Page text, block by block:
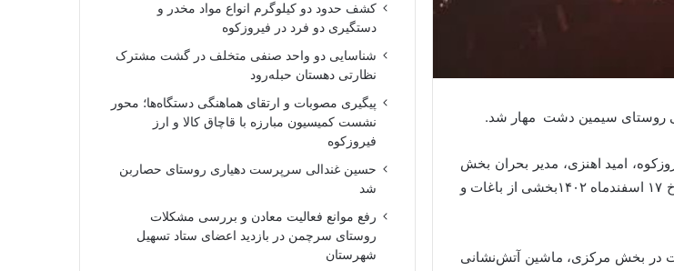
روستای سیمین دشت مهار شد.
امید اهنزی، مدیر بحران بخش
مرکزی شهرستان، در خصوص این حادثه اظهار کرد: ساعت ۲۰:۱۵ پنجشنبه مورخ ۱۷ اسفندماه ۱۴۰۲بخشی از باغات و
در بخش مرکزی، ماشین آتش‌نشانی
کشف حدود دو کیلوگرم انواع مواد مخدر و
دستگیری دو فرد در فیروزکوه
شناسایی دو واحد صنفی متخلف در گشت مشترک
نظارتی دهستان حبله‌رود
پیگیری مصوبات و ارتقای هماهنگی دستگاه‌ها؛ محور
نشست کمیسیون مبارزه با قاچاق کالا و ارز
فیروزکوه
حسین غندالی سرپرست دهیاری روستای حصاربن
شد
رفع موانع فعالیت معادن و بررسی مشکلات
روستای سرچمن در بازدید اعضای ستاد تسهیل
شهرستان